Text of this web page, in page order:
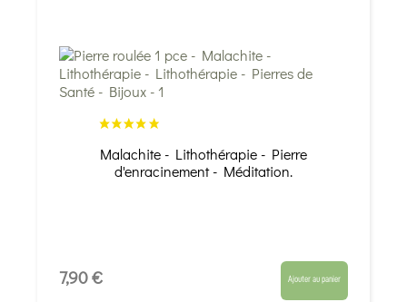
Malachite - Lithothérapie - Pierre
d'enracinement - Méditation.
7,90 € Ajouter au panier